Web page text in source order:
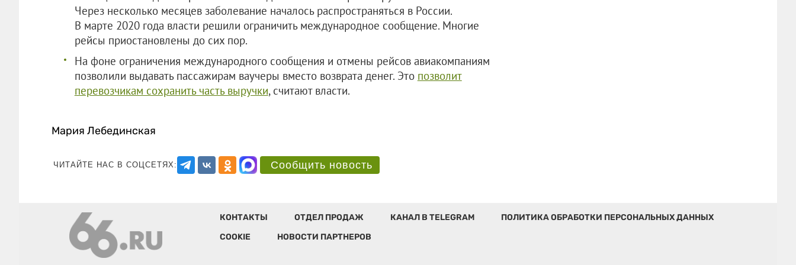
Через несколько месяцев заболевание началось распространяться в России.
В марте 2020 года власти решили ограничить международное сообщение. Многие
рейсы приостановлены до сих пор.
На фоне ограничения международного сообщения и отмены рейсов авиакомпаниям
позволили выдавать пассажирам ваучеры вместо возврата денег. Это позволит
перевозчикам сохранить часть выручки, считают власти.
Мария Лебединская
ЧИТАЙТЕ НАС В СОЦСЕТЯХ: Сообщить новость
КОНТАКТЫ ОТДЕЛ ПРОДАЖ КАНАЛ В TELEGRAM
ПОЛИТИКА ОБРАБОТКИ ПЕРСОНАЛЬНЫХ ДАННЫХ
COOKIE
НОВОСТИ ПАРТНЕРОВ